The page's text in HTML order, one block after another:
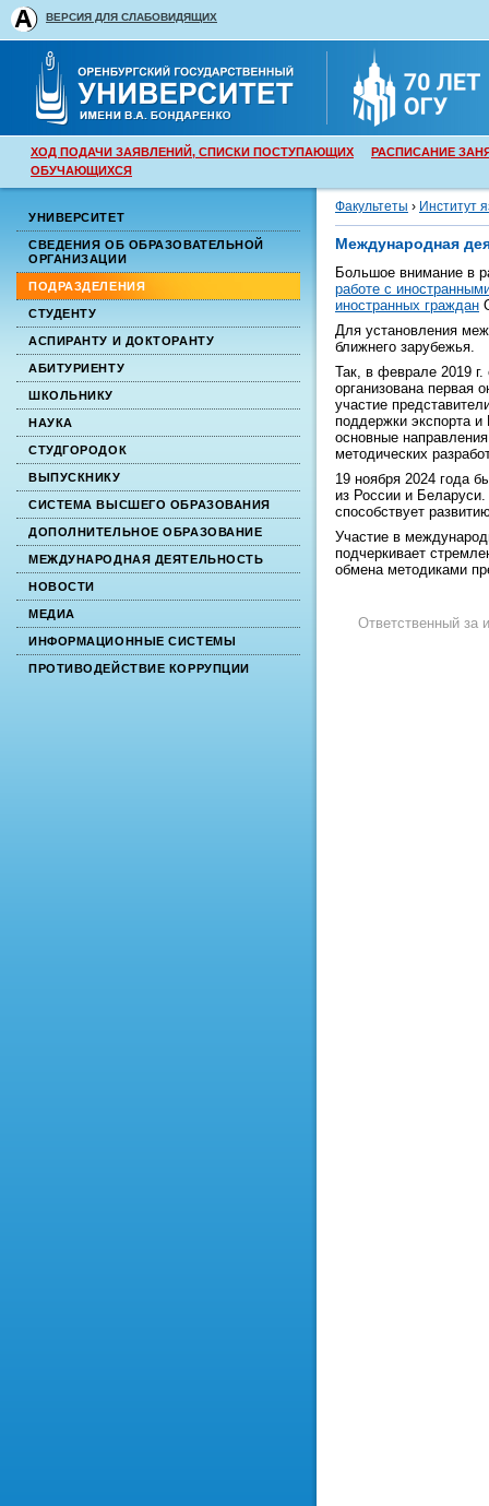
ВЕРСИЯ ДЛЯ СЛАБОВИДЯЩИХ
ХОД ПОДАЧИ ЗАЯВЛЕНИЙ, СПИСКИ ПОСТУПАЮЩИХ
РАСПИСАНИЕ
ОБУЧАЮЩИХСЯ
УНИВЕРСИТЕТ
СВЕДЕНИЯ ОБ ОБРАЗОВАТЕЛЬНОЙ
ОРГАНИЗАЦИИ
ПОДРАЗДЕЛЕНИЯ
СТУДЕНТУ
АСПИРАНТУ И ДОКТОРАНТУ
АБИТУРИЕНТУ
ШКОЛЬНИКУ
НАУКА
СТУДГОРОДОК
ВЫПУСКНИКУ
СИСТЕМА ВЫСШЕГО ОБРАЗОВАНИЯ
ДОПОЛНИТЕЛЬНОЕ ОБРАЗОВАНИЕ
МЕЖДУНАРОДНАЯ ДЕЯТЕЛЬНОСТЬ
НОВОСТИ
МЕДИА
ИНФОРМАЦИОННЫЕ СИСТЕМЫ
ПРОТИВОДЕЙСТВИЕ КОРРУПЦИИ
Факультеты › Институт
Международная
Большое внимание в
работе с
иностранных граждан
Для установления
ближнего зарубежья.
Так, в феврале 2019
организована первая
участие
поддержки экспорта и
основные
методических
19 ноября 2024 года
из России и
способствует
Участие в
подчеркивает
обмена методиками
Ответственный